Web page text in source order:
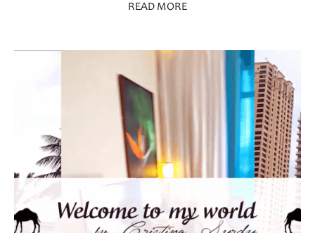
READ MORE